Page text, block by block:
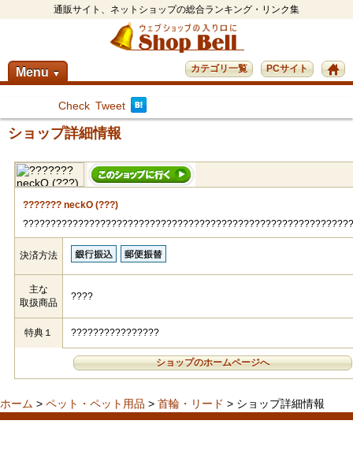
通販サイト、ネットショップの総合ランキング・リンク集
Menu ▼ PCサイト
カテゴリ一覧
Check Tweet
ショップ詳細情報
??????? neckO (???)
決済方法
主な
取扱商品
????
特典１ ????????????????
ショップのホームページへ
ホーム > ペット・ペット用品 > 首輪・リード > ショップ詳細情報